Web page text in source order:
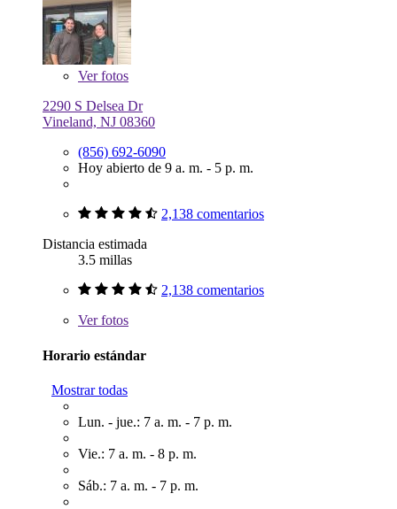
Verfotos
2290 S Delsea Dr
Vineland, NJ 08360
(856) 692-6090
Hoy abierto de 9 a. m. - 5 p. m.
2,138 comentarios
Distancia estimada
3.5 millas
2,138 comentarios
Verfotos
Horario estándar
Mostrar todas
Lun. - jue.: 7 a. m. - 7 p. m.
Vie.: 7 a. m. - 8 p. m.
Sáb.: 7 a. m. - 7 p. m.